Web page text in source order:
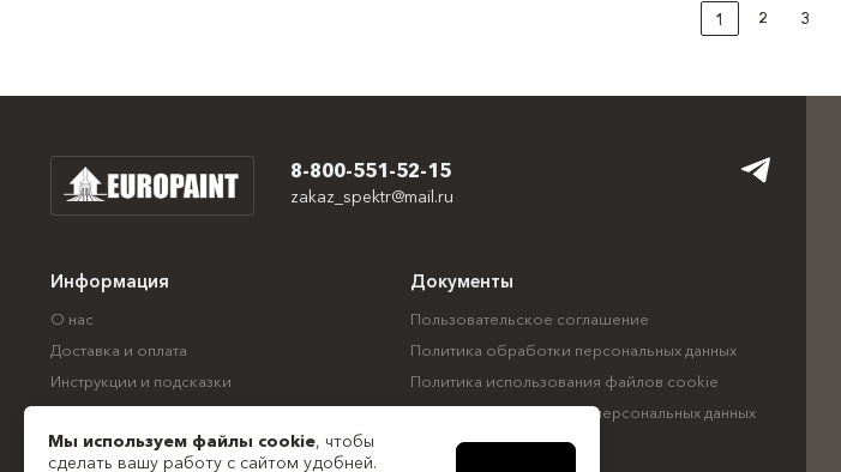
1 2 3
8-800-551-52-15
zakaz_spektr@mail.ru
Информация
О нас
Доставка и оплата
Инструкции и подсказки
Контакты
Документы
Пользовательское соглашение
Политика обработки персональных данных
Политика использования файлов cookie
Согласие на обработку персональных данных
Все документы
Мы используем файлы cookie, чтобы
сделать вашу работу с сайтом удобней.